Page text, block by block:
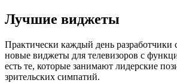
Лучшие виджеты
Практически каждый день разработчики
новые виджеты для телевизоров с
есть те, которые занимают лидерские
зрительских симпатий.